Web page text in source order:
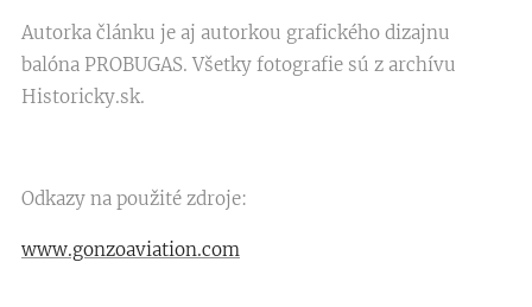
Autorka článku je aj autorkou grafického dizajnu
balóna PROBUGAS. Všetky fotografie sú z archívu
Historicky.sk.
Odkazy na použité zdroje:
www.gonzoaviation.com